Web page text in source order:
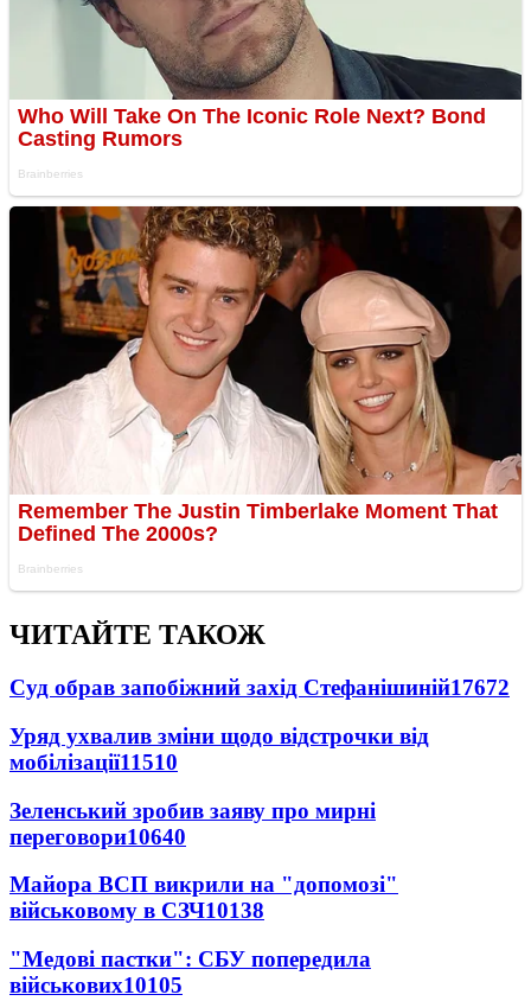
ЧИТАЙТЕ ТАКОЖ
Суд обрав запобіжний захід Стефанішиній17672
Уряд ухвалив зміни щодо відстрочки від
мобілізації11510
Зеленський зробив заяву про мирні
переговори10640
Майора ВСП викрили на "допомозі"
військовому в СЗЧ10138
"Медові пастки": СБУ попередила
військових10105